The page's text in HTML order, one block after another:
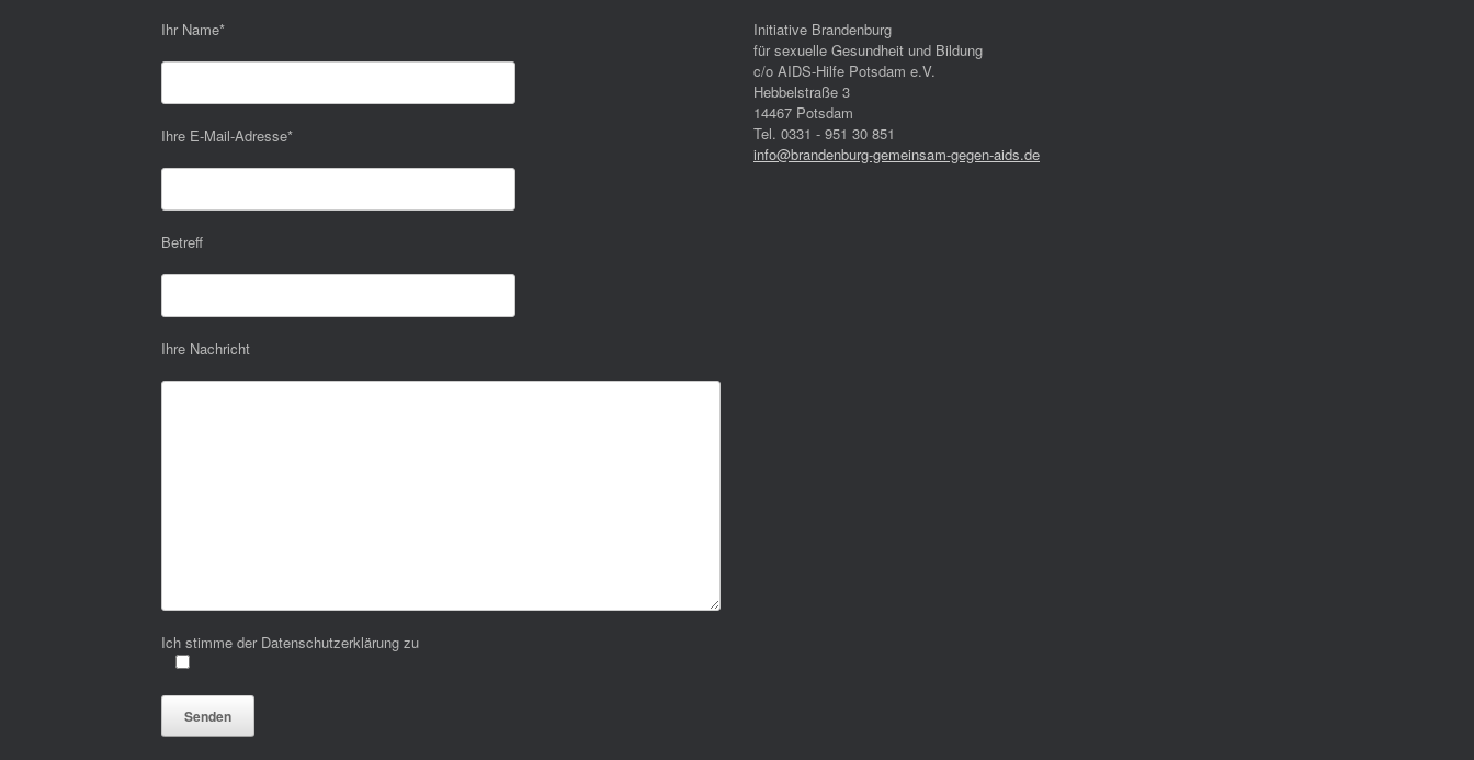
Ihr Name*
Ihre E-Mail-Adresse*
Betreff
Ihre Nachricht
Ich stimme der Datenschutzerklärung zu
Bitte lasse dieses Feld leer.
Initiative Brandenburg
für sexuelle Gesundheit und Bildung
c/o AIDS-Hilfe Potsdam e.V.
Hebbelstraße 3
14467 Potsdam
Tel. 0331 - 951 30 851
info@brandenburg-gemeinsam-gegen-aids.de